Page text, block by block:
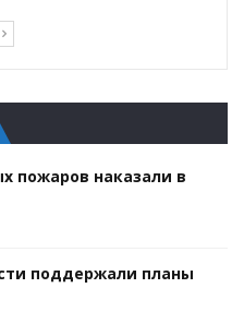
пожаров наказали в
поддержали планы